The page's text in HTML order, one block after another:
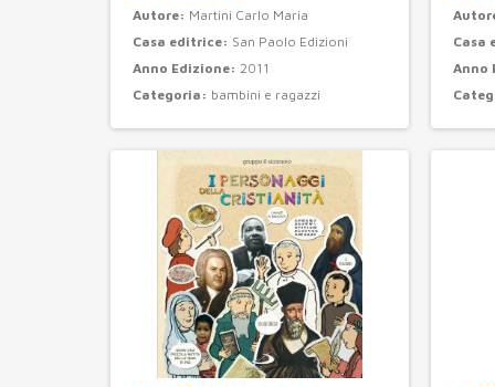
Autore: Martini Carlo Maria
Casa editrice: San Paolo Edizioni
Anno Edizione: 2011
Categoria: bambini e ragazzi
Casa
Anno